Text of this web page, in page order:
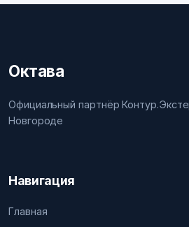
Октава
Официальный партнёр
Новгороде
Навигация
Главная